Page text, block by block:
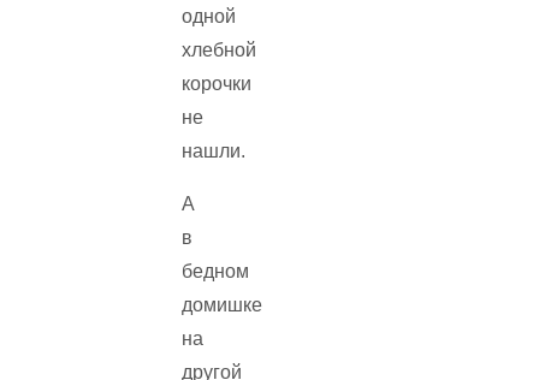
одной
хлебной
корочки
не
нашли.
А
в
бедном
домишке
на
другой